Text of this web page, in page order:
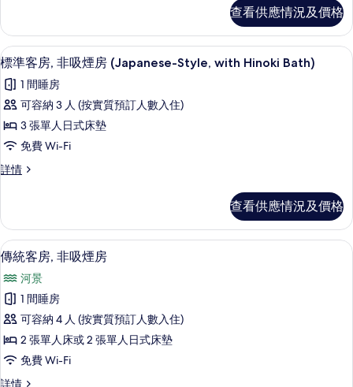
相
片
吸
煙
房,
河
景
(Japanese
Style,
open-
air
的
相
片
非
吸
煙
河
景
Style,
open-
bath)
查看供應情況及價格
載
入
所
有
標
客
非
吸
煙
房
(Japanese-
Style,
with
Hinoki
標準客房, 非吸煙房 (Japanese-
4
標準客房, 非吸煙房 (Japanese-Style, with Hinoki Bath)
1 間睡房
可容納 3 人 (按實質預訂人數入住)
3 張單人日式床墊
免費 Wi-Fi
詳情
標
非
吸
煙
房
(Japanese-
Style,
with
Hinoki
Bath)
詳
情
查看供應情況及價格
載
入
所
有
傳
統
傳統客房, 非吸煙房 | 浴室 | 淋浴設備
6
傳統客房, 非吸煙房
河景
1 間睡房
可容納 4 人 (按實質預訂人數入住)
2 張單人床或 2 張單人日式床墊
免費 Wi-Fi
詳情
傳